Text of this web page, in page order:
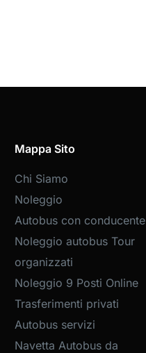
Mappa Sito
Chi Siamo
Noleggio
Autobus con conducente
Noleggio autobus Tour
organizzati
Noleggio 9 Posti Online
Trasferimenti privati
Autobus servizi
Navetta Autobus da